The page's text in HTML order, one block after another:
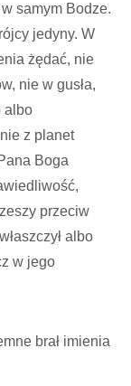
samym Bodze.
jedyny. W
żędać, nie
nie w gusła,
albo
z planet
Boga
przeciw
albo
w jego
brał imienia